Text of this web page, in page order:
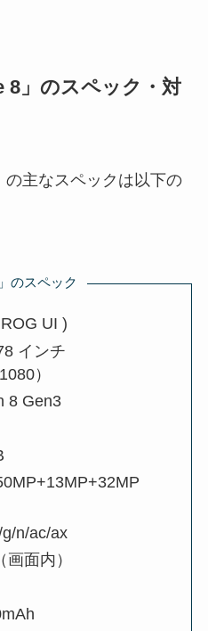
8」のスペック・対
の主なスペックは以下の
のスペック
UI )
インチ
）
8 Gen3
n/ac/ax
面内）